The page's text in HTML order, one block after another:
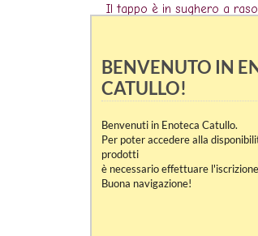
Il tappo è in sughero a
Possiamo datare con
dell’operazione doganale
Il contenuto è di
BENVENUTO IN
CATULLO!
Benvenuti in Enoteca Catullo.
Per poter accedere alla
prodotti
è necessario effettuare
Buona navigazione!